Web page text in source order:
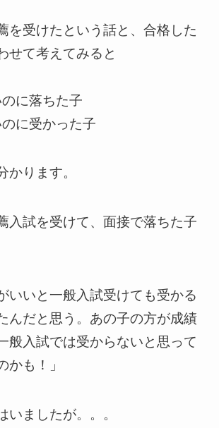
を受けたという話と、合格した
せて考えてみると
に落ちた子
に受かった子
かります。
入試を受けて、面接で落ちた子
いいと一般入試受けても受かる
んだと思う。あの子の方が成績
般入試では受からないと思って
かも！」
いましたが。。。